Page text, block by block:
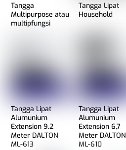
Tangga
Multipurpose atau
multipfungsi
Tangga Lipat
Household
Tangga Lipat
Alumunium
Extension 9.2
Meter DALTON
ML-613
Tangga Lipat
Alumunium
Extension 6,7
Meter DALTON
ML-610